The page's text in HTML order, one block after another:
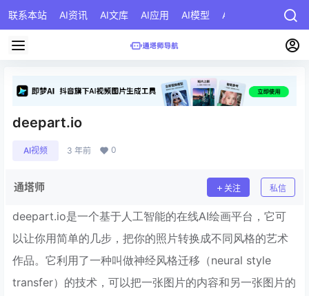
联系本站 AI资讯 AI文库 AI应用 AI模型 AI公司 AI提示词
deepart.io
AI视频 3 年前 0
通塔师 关注 私信
deepart.io是一个基于人工智能的在线AI绘画平台，它可
以让你用简单的几步，把你的照片转换成不同风格的艺术
作品。它利用了一种叫做神经风格迁移（neural style
transfer）的技术，可以把一张图片的内容和另一张图片的